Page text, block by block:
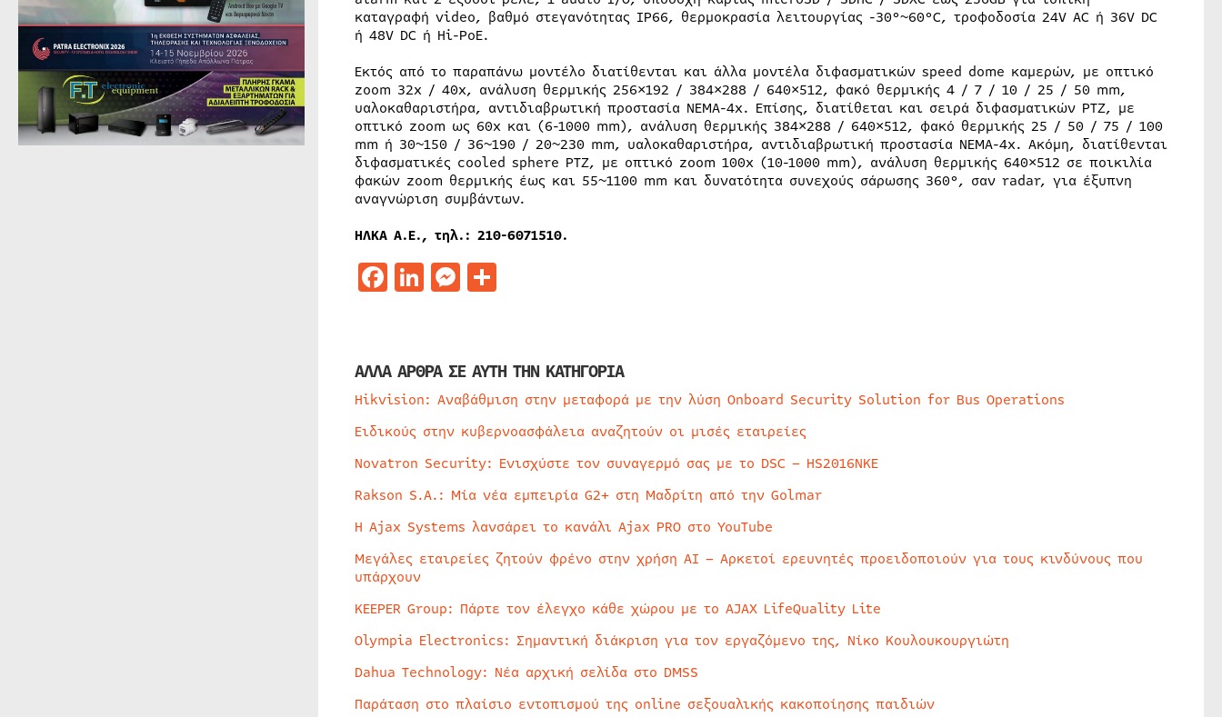
καταγραφή video, βαθμό στεγανότητας IP66, θερμοκρασία λειτουργίας -30°~60°C, τροφοδοσία 24V AC ή 36V DC
ή 48V DC ή Hi-PoE.
Eκτός από το παραπάνω μοντέλο διατίθενται και άλλα μοντέλα διφασματικών speed dome καμερών, με οπτικό
zoom 32x / 40x, ανάλυση θερμικής 256×192 / 384×288 / 640×512, φακό θερμικής 4 / 7 / 10 / 25 / 50 mm,
υαλοκαθαριστήρα, αντιδιαβρωτική προστασία NEMA-4x. Επίσης, διατίθεται και σειρά διφασματικών PTZ, με
οπτικό zoom ως 60x και (6-1000 mm), ανάλυση θερμικής 384×288 / 640×512, φακό θερμικής 25 / 50 / 75 / 100
mm ή 30~150 / 36~190 / 20~230 mm, υαλοκαθαριστήρα, αντιδιαβρωτική προστασία NEMA-4x. Ακόμη, διατίθενται
διφασματικές cooled sphere PTZ, με οπτικό zoom 100x (10-1000 mm), ανάλυση θερμικής 640×512 σε ποικιλία
φακών zoom θερμικής έως και 55~1100 mm και δυνατότητα συνεχούς σάρωσης 360°, σαν radar, για έξυπνη
αναγνώριση συμβάντων.
ΗΛΚΑ Α.Ε., τηλ.: 210-6071510.
Facebook
LinkedIn
Messenger
Μοιραστείτε
ΑΛΛΑ ΑΡΘΡΑ ΣΕ ΑΥΤΗ ΤΗΝ ΚΑΤΗΓΟΡΙΑ
Hikvision: Αναβάθμιση στην μεταφορά με την λύση Onboard Security Solution for Bus Operations
Ειδικούς στην κυβερνοασφάλεια αναζητούν οι μισές εταιρείες
Novatron Security: Ενισχύστε τον συναγερμό σας με το DSC – HS2016NKE
Rakson S.A.: Μία νέα εμπειρία G2+ στη Μαδρίτη από την Golmar
Η Ajax Systems λανσάρει το κανάλι Ajax PRO στο YouTube
Μεγάλες εταιρείες ζητούν φρένο στην χρήση AI – Αρκετοί ερευνητές προειδοποιούν για τους κινδύνους που
υπάρχουν
KEEPER Group: Πάρτε τον έλεγχο κάθε χώρου με το AJAX LifeQuality Lite
Olympia Electronics: Σημαντική διάκριση για τον εργαζόμενο της, Νίκο Κουλουκουργιώτη
Dahua Technology: Νέα αρχική σελίδα στο DMSS
Παράταση στο πλαίσιο εντοπισμού της online σεξουαλικής κακοποίησης παιδιών